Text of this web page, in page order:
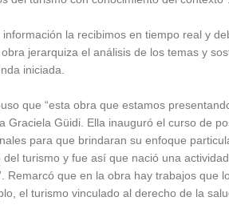
la recibimos en tiempo real y
jerarquiza el análisis de los temas y
iniciada.
que “esta obra que estamos
Graciela Güidi. Ella inauguró el curso de
para que brindaran su enfoque
turismo y fue así que nació una
Remarcó que en la obra hay trabajos que
el turismo vinculado al derecho de la